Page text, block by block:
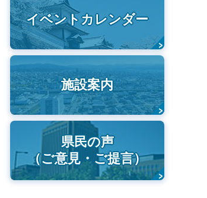
イベントカレンダー
施設案内
県民の声
（ご意見・ご提言）